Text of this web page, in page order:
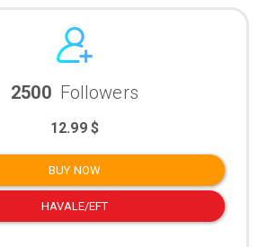
2500 Followers
12.99 $
BUY NOW
HAVALE/EFT